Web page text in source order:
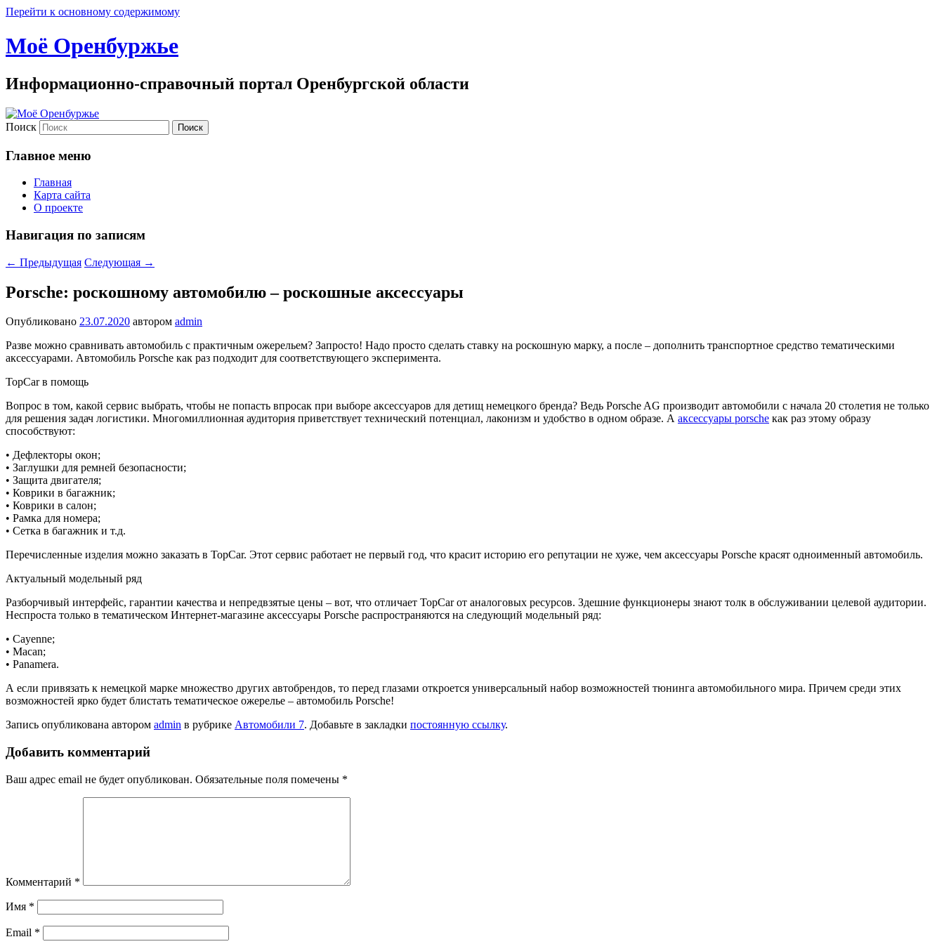
Перейти к основному содержимому
Моё Оренбуржье
Информационно-справочный портал Оренбургской области
Поиск
Главное меню
Главная
Карта сайта
О проекте
Навигация по записям
← Предыдущая Следующая →
Porsche: роскошному автомобилю – роскошные аксессуары
Опубликовано 23.07.2020 автором admin
Разве можно сравнивать автомобиль с практичным ожерельем? Запросто! Надо просто сделать ставку на роскошную марку, а после – дополнить транспортное средство тематическими
аксессуарами. Автомобиль Porsche как раз подходит для соответствующего эксперимента.
TopCar в помощь
Вопрос в том, какой сервис выбрать, чтобы не попасть впросак при выборе аксессуаров для детищ немецкого бренда? Ведь Porsche AG производит автомобили с начала 20 столетия не только
для решения задач логистики. Многомиллионная аудитория приветствует технический потенциал, лаконизм и удобство в одном образе. А аксессуары porsche как раз этому образу
способствуют:
• Дефлекторы окон;
• Заглушки для ремней безопасности;
• Защита двигателя;
• Коврики в багажник;
• Коврики в салон;
• Рамка для номера;
• Сетка в багажник и т.д.
Перечисленные изделия можно заказать в TopCar. Этот сервис работает не первый год, что красит историю его репутации не хуже, чем аксессуары Porsche красят одноименный автомобиль.
Актуальный модельный ряд
Разборчивый интерфейс, гарантии качества и непредвзятые цены – вот, что отличает TopCar от аналоговых ресурсов. Здешние функционеры знают толк в обслуживании целевой аудитории.
Неспроста только в тематическом Интернет-магазине аксессуары Porsche распространяются на следующий модельный ряд:
• Cayenne;
• Macan;
• Panamera.
А если привязать к немецкой марке множество других автобрендов, то перед глазами откроется универсальный набор возможностей тюнинга автомобильного мира. Причем среди этих
возможностей ярко будет блистать тематическое ожерелье – автомобиль Porsche!
Запись опубликована автором admin в рубрике Автомобили 7. Добавьте в закладки постоянную ссылку.
Добавить комментарий
Ваш адрес email не будет опубликован. Обязательные поля помечены *
Комментарий *
Имя *
Email *